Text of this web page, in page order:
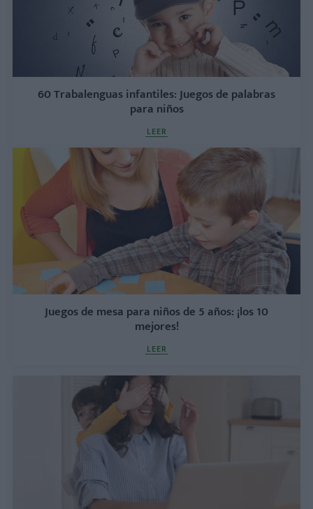
60 Trabalenguas infantiles: Juegos de palabras
para niños
LEER
Juegos de mesa para niños de 5 años: ¡los 10
mejores!
LEER